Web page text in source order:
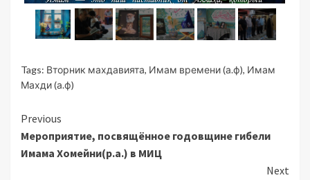
Tags: Вторник махдавията, Имам времени (а.ф), Имам
Махди (а.ф)
Continue
Reading
Previous
Мероприятие, посвящённое годовщине гибели
Имама Хомейни(р.а.) в МИЦ
Next